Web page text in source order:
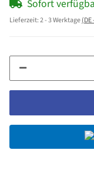
Sofort
Lieferzeit:2 - 3 Werktage